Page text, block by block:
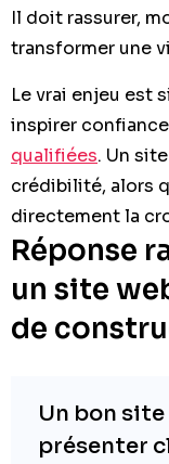
Il doit rassurer,
transformer une
Le vrai enjeu est
inspirer
qualifiées. Un
crédibilité, alors
directement la
Réponse
un site
de
Un bon
présenter